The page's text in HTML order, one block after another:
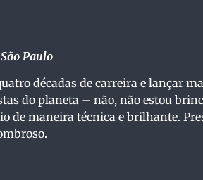
Paulo
décadas de carreira e lançar
do planeta – não, não estou
de maneira técnica e brilhante.